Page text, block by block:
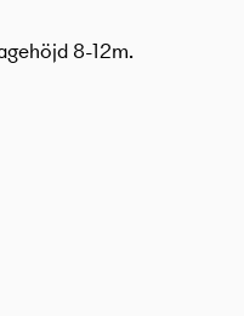
8-12m.